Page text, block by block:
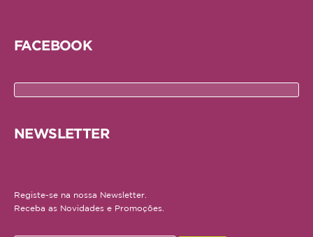
COMO COMPRAR
DEVOLUÇÕES
QUEM SOMOS
FACEBOOK
NEWSLETTER
Registe-se na nossa Newsletter.
Receba as Novidades e Promoções.